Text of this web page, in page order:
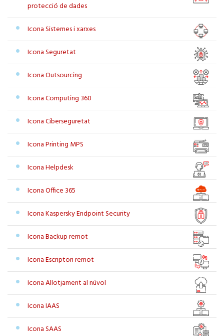
protecció de dades
Icona Sistemes i xarxes
Icona Seguretat
Icona Outsourcing
Icona Computing 360
Icona Ciberseguretat
Icona Printing MPS
Icona Helpdesk
Icona Office 365
Icona Kaspersky Endpoint Security
Icona Backup remot
Icona Escriptori remot
Icona Allotjament al núvol
Icona IAAS
Icona SAAS